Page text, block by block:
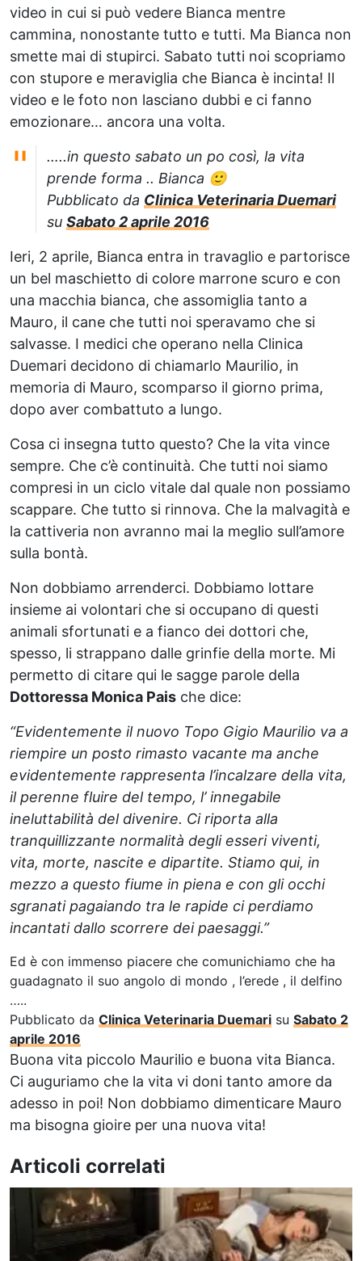
video in cui si può vedere Bianca mentre
cammina, nonostante tutto e tutti. Ma Bianca non
smette mai di stupirci. Sabato tutti noi scopriamo
con stupore e meraviglia che Bianca è incinta! Il
video e le foto non lasciano dubbi e ci fanno
emozionare… ancora una volta.
…..in questo sabato un po così, la vita
prende forma .. Bianca 🙂
Pubblicato da Clinica Veterinaria Duemari
su Sabato 2 aprile 2016
Ieri, 2 aprile, Bianca entra in travaglio e partorisce
un bel maschietto di colore marrone scuro e con
una macchia bianca, che assomiglia tanto a
Mauro, il cane che tutti noi speravamo che si
salvasse. I medici che operano nella Clinica
Duemari decidono di chiamarlo Maurilio, in
memoria di Mauro, scomparso il giorno prima,
dopo aver combattuto a lungo.
Cosa ci insegna tutto questo? Che la vita vince
sempre. Che c’è continuità. Che tutti noi siamo
compresi in un ciclo vitale dal quale non possiamo
scappare. Che tutto si rinnova. Che la malvagità e
la cattiveria non avranno mai la meglio sull’amore
sulla bontà.
Non dobbiamo arrenderci. Dobbiamo lottare
insieme ai volontari che si occupano di questi
animali sfortunati e a fianco dei dottori che,
spesso, li strappano dalle grinfie della morte. Mi
permetto di citare qui le sagge parole della
Dottoressa Monica Pais che dice:
“Evidentemente il nuovo Topo Gigio Maurilio va a
riempire un posto rimasto vacante ma anche
evidentemente rappresenta l’incalzare della vita,
il perenne fluire del tempo, l’ innegabile
ineluttabilità del divenire. Ci riporta alla
tranquillizzante normalità degli esseri viventi,
vita, morte, nascite e dipartite. Stiamo qui, in
mezzo a questo fiume in piena e con gli occhi
sgranati pagaiando tra le rapide ci perdiamo
incantati dallo scorrere dei paesaggi.”
Ed è con immenso piacere che comunichiamo che ha
guadagnato il suo angolo di mondo , l’erede , il delfino
…..
Pubblicato da Clinica Veterinaria Duemari su Sabato 2
aprile 2016
Buona vita piccolo Maurilio e buona vita Bianca.
Ci auguriamo che la vita vi doni tanto amore da
adesso in poi! Non dobbiamo dimenticare Mauro
ma bisogna gioire per una nuova vita!
Articoli correlati